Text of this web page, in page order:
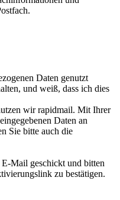
Daten genutzt
und weiß, dass ich dies
wir rapidmail. Mit Ihrer
Daten an
Sie bitte auch die
Mail geschickt und bitten
zu bestätigen.